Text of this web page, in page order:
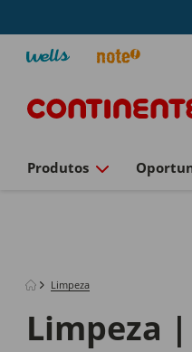
Produtos
Limpeza
Limpeza |